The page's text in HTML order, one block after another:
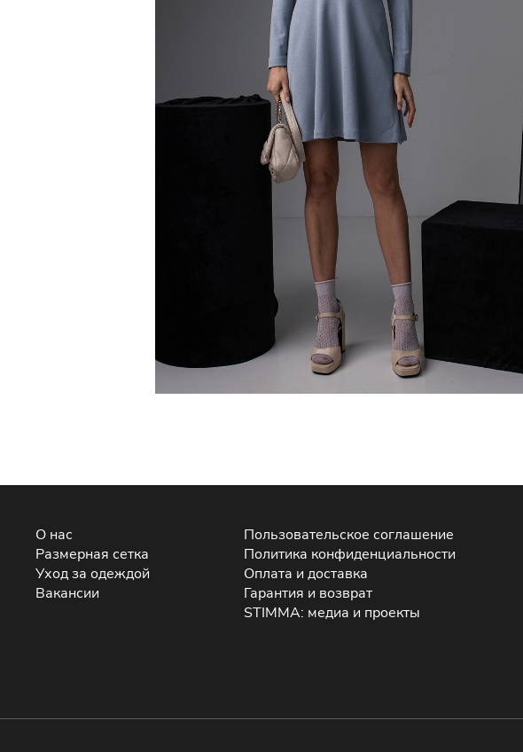
О нас
Размерная сетка
Уход за одеждой
Вакансии
Пользовательское соглашение
Политика конфиденциальности
Оплата и доставка
Гарантия и возврат
STIMMA: медиа и проекты